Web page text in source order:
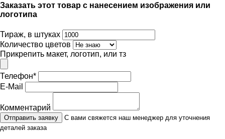
Заказать этот товар с нанесением изображения или
логотипа
Тираж, в штуках
Количество цветов
Прикрепить макет, логотип, или тз
Телефон*
E-Mail
Комментарий
Отправить заявку
С вами свяжется наш менеджер для уточнения
деталей заказа